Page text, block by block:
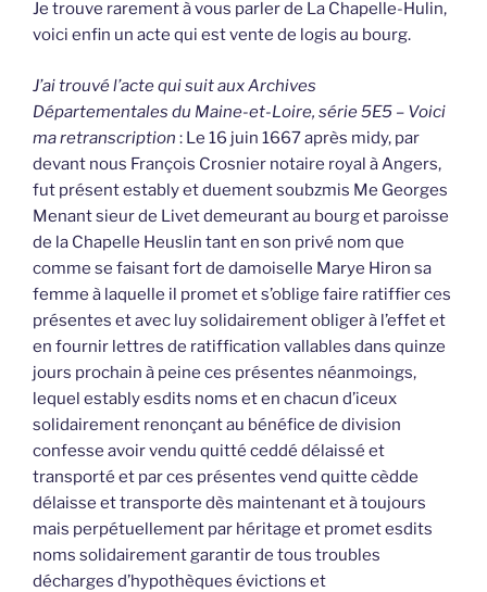
Je trouve rarement à vous parler de La Chapelle-Hulin,
voici enfin un acte qui est vente de logis au bourg.
J’ai trouvé l’acte qui suit aux Archives
Départementales du Maine-et-Loire, série 5E5 – Voici
ma retranscription : Le 16 juin 1667 après midy, par
devant nous François Crosnier notaire royal à Angers,
fut présent estably et duement soubzmis Me Georges
Menant sieur de Livet demeurant au bourg et paroisse
de la Chapelle Heuslin tant en son privé nom que
comme se faisant fort de damoiselle Marye Hiron sa
femme à laquelle il promet et s’oblige faire ratiffier ces
présentes et avec luy solidairement obliger à l’effet et
en fournir lettres de ratiffication vallables dans quinze
jours prochain à peine ces présentes néanmoings,
lequel estably esdits noms et en chacun d’iceux
solidairement renonçant au bénéfice de division
confesse avoir vendu quitté ceddé délaissé et
transporté et par ces présentes vend quitte cèdde
délaisse et transporte dès maintenant et à toujours
mais perpétuellement par héritage et promet esdits
noms solidairement garantir de tous troubles
décharges d’hypothèques évictions et